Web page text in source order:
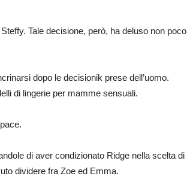
Tale decisione, però, ha deluso non poco
dopo le decisionik prese dell’uomo.
di lingerie per mamme sensuali.
di aver condizionato Ridge nella scelta di
dividere fra Zoe ed Emma.